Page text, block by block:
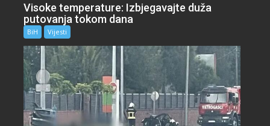
Visoke temperature: Izbjegavajte duža
putovanja tokom dana
BiH Vijesti